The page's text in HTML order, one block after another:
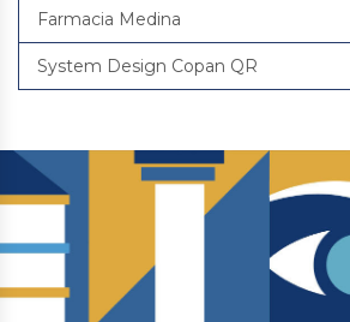
Farmacia Medina
System Design Copan QR